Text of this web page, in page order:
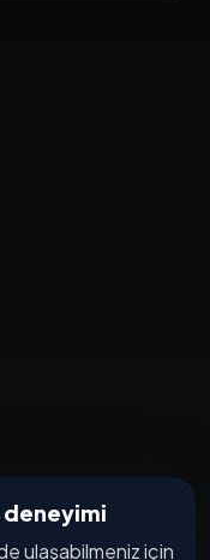
deneyimi
ulaşabilmeniz için